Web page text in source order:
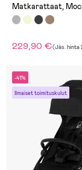
Matkarattaat,
229,90 €(Jäs. hinta
-41%
Ilmaiset toimituskulut